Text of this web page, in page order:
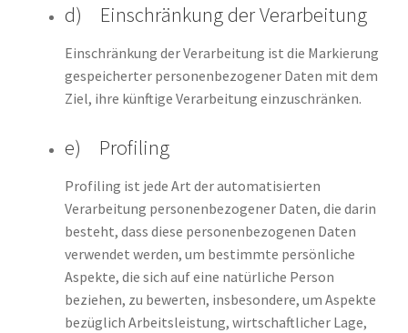
d) Einschränkung der Verarbeitung
Einschränkung der Verarbeitung ist die Markierung
gespeicherter personenbezogener Daten mit dem
Ziel, ihre künftige Verarbeitung einzuschränken.
e) Profiling
Profiling ist jede Art der automatisierten
Verarbeitung personenbezogener Daten, die darin
besteht, dass diese personenbezogenen Daten
verwendet werden, um bestimmte persönliche
Aspekte, die sich auf eine natürliche Person
beziehen, zu bewerten, insbesondere, um Aspekte
bezüglich Arbeitsleistung, wirtschaftlicher Lage,